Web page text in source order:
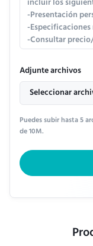
Adjunte archivos
Seleccionar
Puedes subir hasta 5
de 10M.